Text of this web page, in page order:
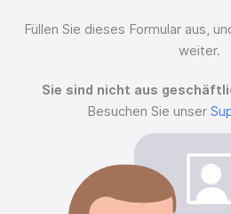
Füllen Sie dieses Formular aus,
weiter.
Sie sind nicht aus
Besuchen Sie unser